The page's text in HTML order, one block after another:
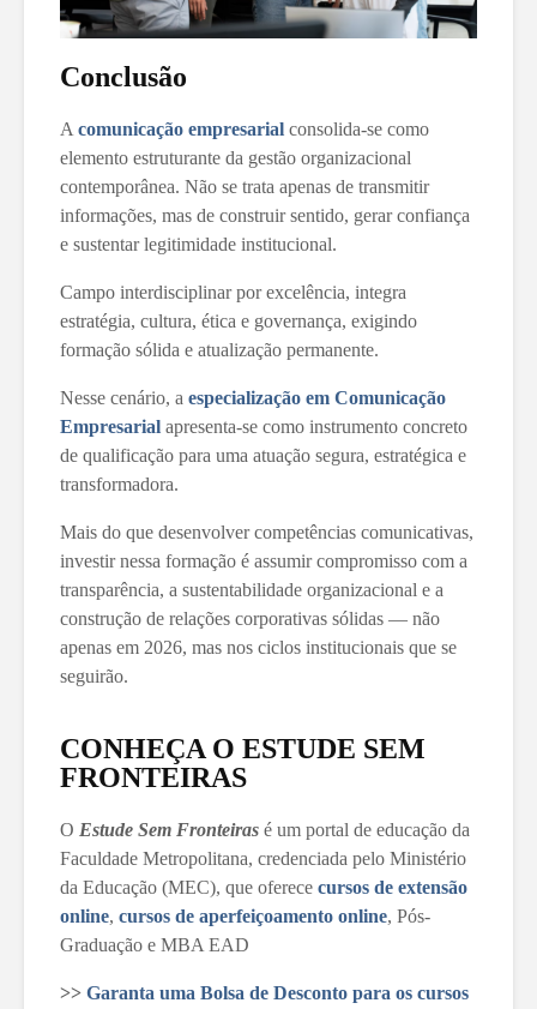
Conclusão
A comunicação empresarial consolida-se como
elemento estruturante da gestão organizacional
contemporânea. Não se trata apenas de transmitir
informações, mas de construir sentido, gerar confiança
e sustentar legitimidade institucional.
Campo interdisciplinar por excelência, integra
estratégia, cultura, ética e governança, exigindo
formação sólida e atualização permanente.
Nesse cenário, a especialização em Comunicação
Empresarial apresenta-se como instrumento concreto
de qualificação para uma atuação segura, estratégica e
transformadora.
Mais do que desenvolver competências comunicativas,
investir nessa formação é assumir compromisso com a
transparência, a sustentabilidade organizacional e a
construção de relações corporativas sólidas — não
apenas em 2026, mas nos ciclos institucionais que se
seguirão.
CONHEÇA O ESTUDE SEM
FRONTEIRAS
O Estude Sem Fronteiras é um portal de educação da
Faculdade Metropolitana, credenciada pelo Ministério
da Educação (MEC), que oferece cursos de extensão
online, cursos de aperfeiçoamento online, Pós-
Graduação e MBA EAD
>> Garanta uma Bolsa de Desconto para os cursos